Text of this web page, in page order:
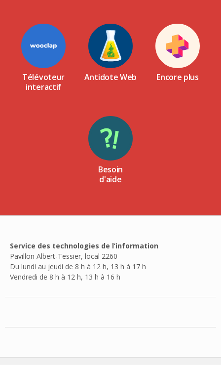
Télévoteur
interactif
Antidote Web Encore plus
Besoin
d'aide
Service des technologies de l’information
Pavillon Albert-Tessier, local 2260
Du lundi au jeudi de 8 h à 12 h, 13 h à 17 h
Vendredi de 8 h à 12 h, 13 h à 16 h